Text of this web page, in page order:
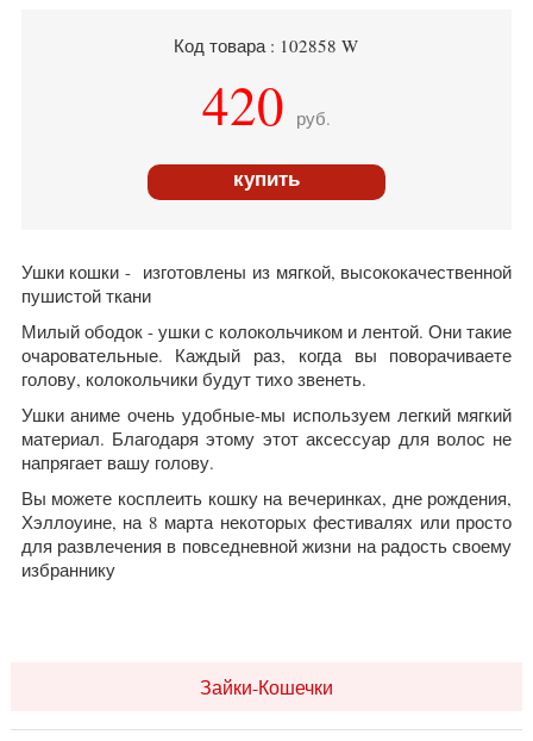
Код товара : 102858 W
420 руб.
купить
Ушки кошки - изготовлены из мягкой, высококачественной
пушистой ткани
Милый ободок - ушки с колокольчиком и лентой. Они такие
очаровательные. Каждый раз, когда вы поворачиваете
голову, колокольчики будут тихо звенеть.
Ушки аниме очень удобные-мы используем легкий мягкий
материал. Благодаря этому этот аксессуар для волос не
напрягает вашу голову.
Вы можете косплеить кошку на вечеринках, дне рождения,
Хэллоуине, на 8 марта некоторых фестивалях или просто
для развлечения в повседневной жизни на радость своему
избраннику
Зайки-Кошечки